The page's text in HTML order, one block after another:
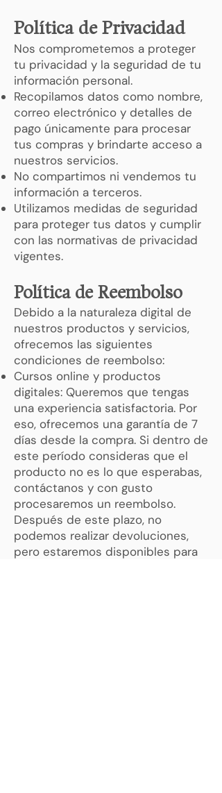
Política de Privacidad
Nos comprometemos a proteger
tu privacidad y la seguridad de tu
información personal.
Recopilamos datos como nombre,
correo electrónico y detalles de
pago únicamente para procesar
tus compras y brindarte acceso a
nuestros servicios.
No compartimos ni vendemos tu
información a terceros.
Utilizamos medidas de seguridad
para proteger tus datos y cumplir
con las normativas de privacidad
vigentes.
Política de Reembolso
Debido a la naturaleza digital de
nuestros productos y servicios,
ofrecemos las siguientes
condiciones de reembolso:
Cursos online y productos
digitales: Queremos que tengas
una experiencia satisfactoria. Por
eso, ofrecemos una garantía de 7
días desde la compra. Si dentro de
este período consideras que el
producto no es lo que esperabas,
contáctanos y con gusto
procesaremos un reembolso.
Después de este plazo, no
podemos realizar devoluciones,
pero estaremos disponibles para